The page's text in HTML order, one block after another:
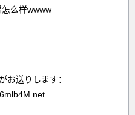
お送りします：